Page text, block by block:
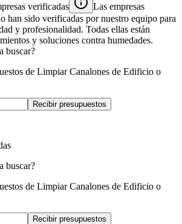
verificadas
Las empresas
han sido verificadas por nuestro equipo para
y profesionalidad. Todas ellas están
y soluciones contra humedades.
buscar?
de Limpiar Canalones de Edificio o
Recibir presupuestos
buscar?
de Limpiar Canalones de Edificio o
Recibir presupuestos